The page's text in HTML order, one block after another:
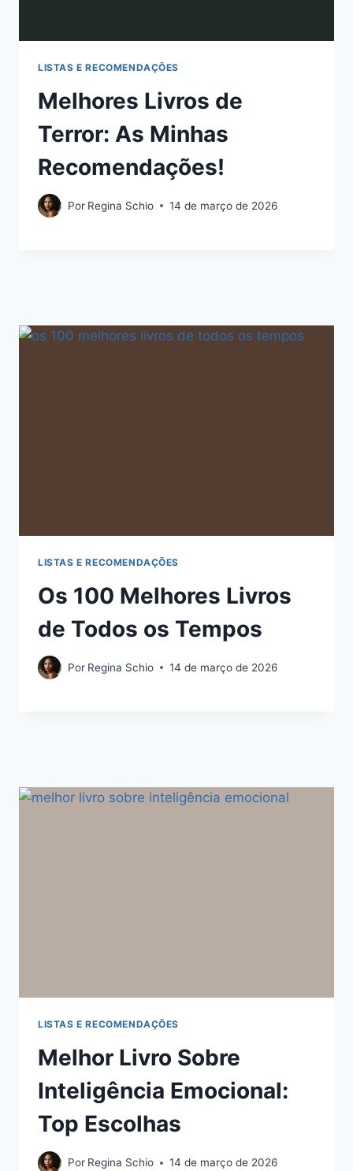
LISTAS E RECOMENDAÇÕES
Melhores Livros de
Terror: As Minhas
Recomendações!
Por Regina Schio 14 de março de 2026
LISTAS E RECOMENDAÇÕES
Os 100 Melhores Livros
de Todos os Tempos
Por Regina Schio 14 de março de 2026
LISTAS E RECOMENDAÇÕES
Melhor Livro Sobre
Inteligência Emocional:
Top Escolhas
Por Regina Schio 14 de março de 2026